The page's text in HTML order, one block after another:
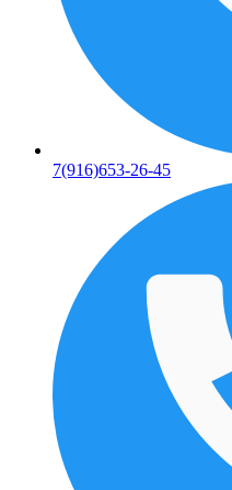
7(916)653-26-45